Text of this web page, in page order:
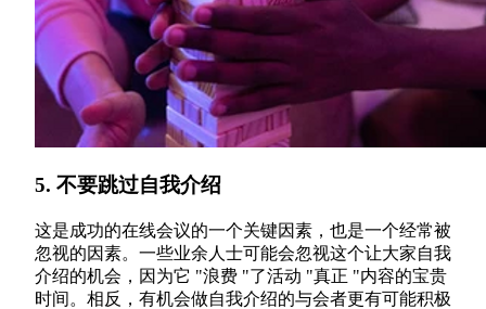
5. 不要跳过自我介绍
这是成功的在线会议的一个关键因素，也是一个经常被
忽视的因素。一些业余人士可能会忽视这个让大家自我
介绍的机会，因为它 "浪费 "了活动 "真正 "内容的宝贵
时间。相反，有机会做自我介绍的与会者更有可能积极